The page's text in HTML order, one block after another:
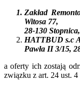
Zakład
Witosa 77,
28-130 Stopnica,
HATTBUD s.c
Pawła II 3/15,
a oferty ich zostają
związku z art. 24 ust.